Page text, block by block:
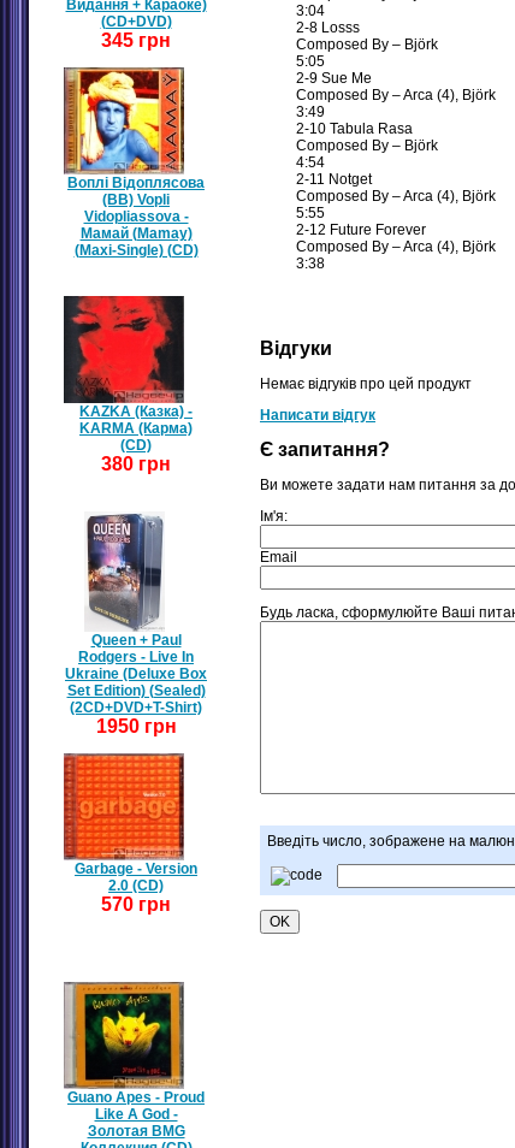
Видання + Караоке)
(CD+DVD)
345 грн
Воплі Відоплясова
(ВВ) Vopli
Vidopliassova -
Мамай (Mamay)
(Maxi-Single) (CD)
KAZKA (Казка) -
KARMA (Карма)
(CD)
380 грн
Queen + Paul
Rodgers - Live In
Ukraine (Deluxe Box
Set Edition) (Sealed)
(2CD+DVD+T-Shirt)
1950 грн
Garbage - Version
2.0 (CD)
570 грн
Guano Apes - Proud
Like A God -
Золотая BMG
3:04
2-8 Losss
Composed By – Björk
5:05
2-9 Sue Me
Composed By – Arca (4), Björk
3:49
2-10 Tabula Rasa
Composed By – Björk
4:54
2-11 Notget
Composed By – Arca (4), Björk
5:55
2-12 Future Forever
Composed By – Arca (4), Björk
3:38
Відгуки
Немає відгуків про цей продукт
Написати відгук
Є запитання?
Ви можете задати нам питання за
Ім'я:
Email
Будь ласка, сформулюйте Ваші
Введіть число, зображене на